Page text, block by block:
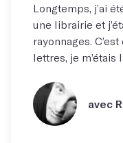
Longtemps, j’ai
une librairie et
rayonnages.
lettres, je m’étais
avec